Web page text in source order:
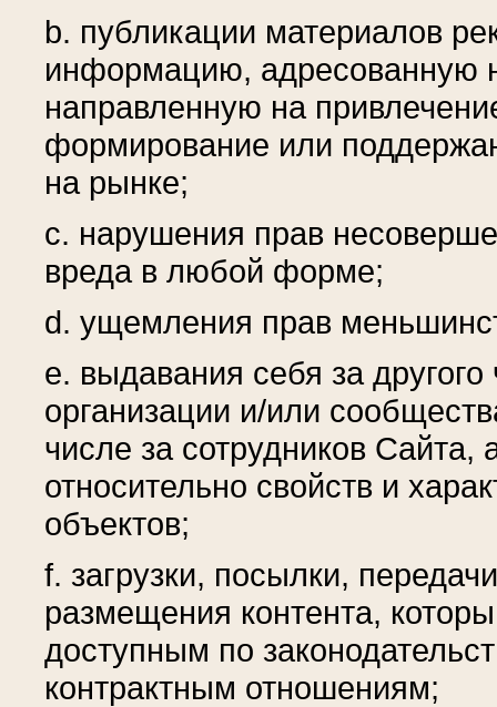
b. публикации материалов
информацию, адресованную
направленную на
формирование или
на рынке;
c. нарушения прав
вреда в любой форме;
d. ущемления прав
e. выдавания себя за
организации и/или
числе за сотрудников Сайта,
относительно свойств и
объектов;
f. загрузки, посылки,
размещения контента,
доступным по
контрактным отношениям;